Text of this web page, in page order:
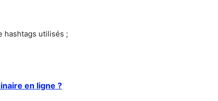
hashtags utilisés ;
en ligne ?